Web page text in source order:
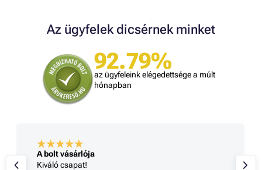
Az ügyfelek dicsérnek minket
92.79%
az ügyfeleink elégedettsége a múlt
hónapban
A bolt vásárlója
Kiváló csapat!